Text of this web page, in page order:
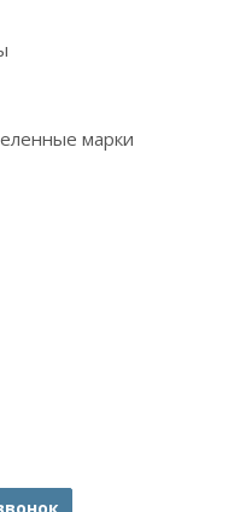
марки